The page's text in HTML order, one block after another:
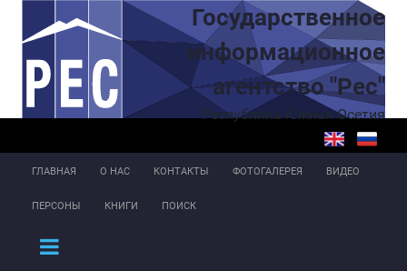
Перейти к основному содержаниюГосударственное
информационное
агентство "Рес"
Республика Южная Осетия
ГЛАВНАЯ О НАС КОНТАКТЫ ФОТОГАЛЕРЕЯ ВИДЕО
ПЕРСОНЫ КНИГИ ПОИСК